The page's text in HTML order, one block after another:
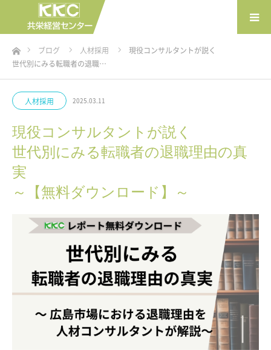
ホームブログ 人材採用
現役コンサルタントが説く
世代別にみる転職者の退職…
人材採用 2025.03.11
現役コンサルタントが説く
世代別にみる転職者の退職理由の真
実
～【無料ダウンロード】～